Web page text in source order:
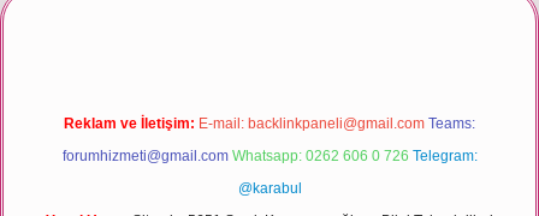
Reklam ve İletişim: E-mail: backlinkpaneli@gmail.com Teams:
forumhizmeti@gmail.com Whatsapp: 0262 606 0 726 Telegram:
@karabul